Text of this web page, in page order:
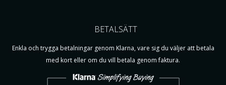
BETALSÄTT
Enkla och trygga betalningar genom Klarna, vare sig du väljer att betala
med kort eller om du vill betala genom faktura.